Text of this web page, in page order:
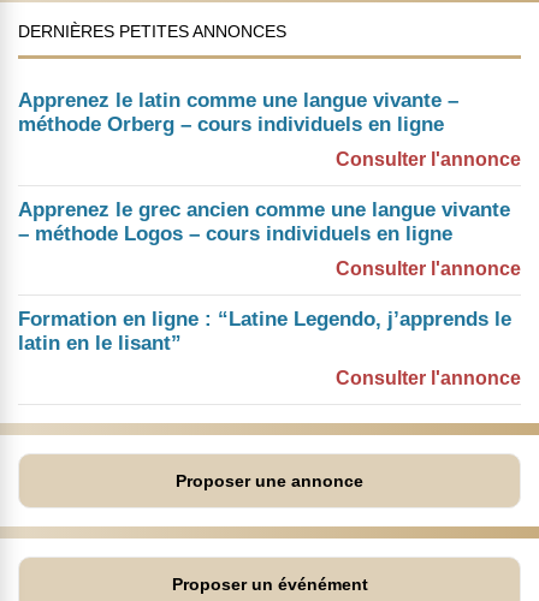
DERNIÈRES PETITES ANNONCES
Apprenez le latin comme une langue vivante –
méthode Orberg – cours individuels en ligne
Consulter l'annonce
Apprenez le grec ancien comme une langue vivante
– méthode Logos – cours individuels en ligne
Consulter l'annonce
Formation en ligne : “Latine Legendo, j’apprends le
latin en le lisant”
Consulter l'annonce
Proposer une annonce
Proposer un événément